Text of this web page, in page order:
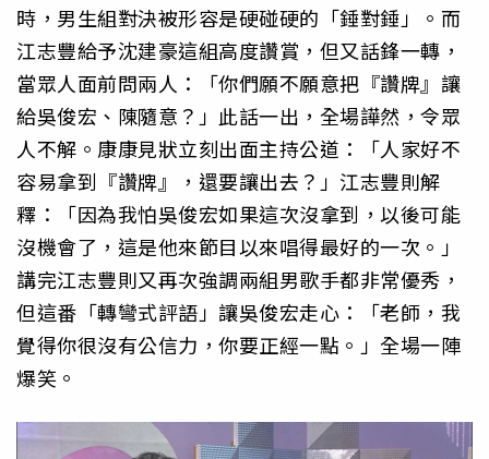
時，男生組對決被形容是硬碰硬的「錘對錘」。而
江志豐給予沈建豪這組高度讚賞，但又話鋒一轉，
當眾人面前問兩人：「你們願不願意把『讚牌』讓
給吳俊宏、陳隨意？」此話一出，全場譁然，令眾
人不解。康康見狀立刻出面主持公道：「人家好不
容易拿到『讚牌』，還要讓出去？」江志豐則解
釋：「因為我怕吳俊宏如果這次沒拿到，以後可能
沒機會了，這是他來節目以來唱得最好的一次。」
講完江志豐則又再次強調兩組男歌手都非常優秀，
但這番「轉彎式評語」讓吳俊宏走心：「老師，我
覺得你很沒有公信力，你要正經一點。」全場一陣
爆笑。